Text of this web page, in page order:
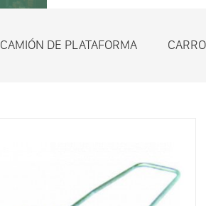
CAMIÓN DE PLATAFORMA